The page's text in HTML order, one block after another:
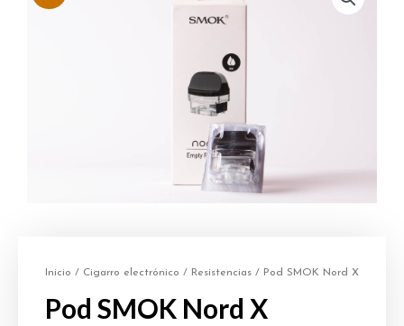
Inicio / Cigarro electrónico / Resistencias / Pod SMOK Nord X
Pod SMOK Nord X